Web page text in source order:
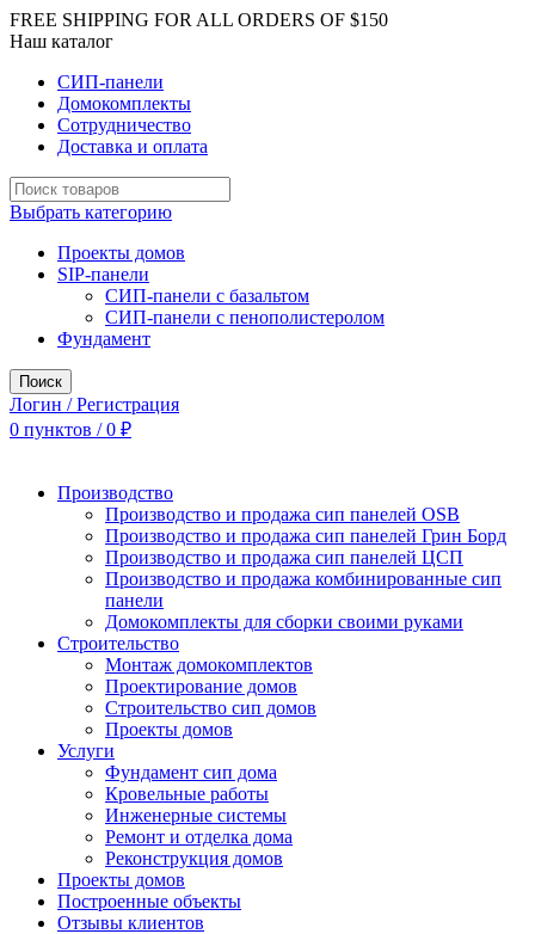
FREE SHIPPING FOR ALL ORDERS OF $150
Наш каталог
СИП-панели
Домокомплекты
Сотрудничество
Доставка и оплата
Выбрать категорию
Проекты домов
SIP-панели
СИП-панели с базальтом
СИП-панели с пенополистеролом
Фундамент
Поиск
Логин / Регистрация
0 пунктов / 0 ₽
Производство
Производство и продажа сип панелей OSB
Производство и продажа сип панелей Грин Борд
Производство и продажа сип панелей ЦСП
Производство и продажа комбинированные сип
панели
Домокомплекты для сборки своими руками
Строительство
Монтаж домокомплектов
Проектирование домов
Строительство сип домов
Проекты домов
Услуги
Фундамент сип дома
Кровельные работы
Инженерные системы
Ремонт и отделка дома
Реконструкция домов
Проекты домов
Построенные объекты
Отзывы клиентов